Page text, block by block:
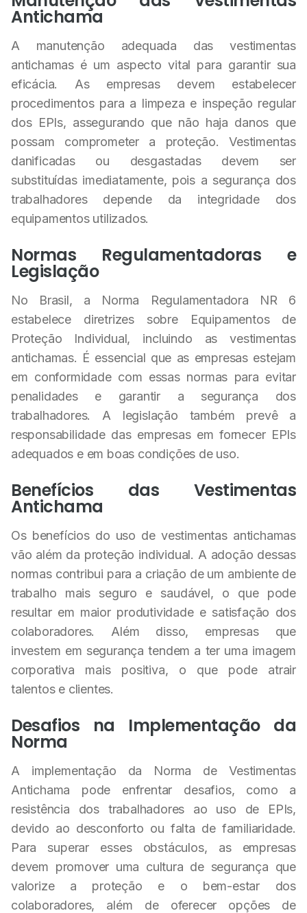
Antichama
A manutenção adequada das vestimentas
antichamas é um aspecto vital para garantir sua
eficácia. As empresas devem estabelecer
procedimentos para a limpeza e inspeção regular
dos EPIs, assegurando que não haja danos que
possam comprometer a proteção. Vestimentas
danificadas ou desgastadas devem ser
substituídas imediatamente, pois a segurança dos
trabalhadores depende da integridade dos
equipamentos utilizados.
Normas Regulamentadoras e
Legislação
No Brasil, a Norma Regulamentadora NR 6
estabelece diretrizes sobre Equipamentos de
Proteção Individual, incluindo as vestimentas
antichamas. É essencial que as empresas estejam
em conformidade com essas normas para evitar
penalidades e garantir a segurança dos
trabalhadores. A legislação também prevê a
responsabilidade das empresas em fornecer EPIs
adequados e em boas condições de uso.
Benefícios das Vestimentas
Antichama
Os benefícios do uso de vestimentas antichamas
vão além da proteção individual. A adoção dessas
normas contribui para a criação de um ambiente de
trabalho mais seguro e saudável, o que pode
resultar em maior produtividade e satisfação dos
colaboradores. Além disso, empresas que
investem em segurança tendem a ter uma imagem
corporativa mais positiva, o que pode atrair
talentos e clientes.
Desafios na Implementação da
Norma
A implementação da Norma de Vestimentas
Antichama pode enfrentar desafios, como a
resistência dos trabalhadores ao uso de EPIs,
devido ao desconforto ou falta de familiaridade.
Para superar esses obstáculos, as empresas
devem promover uma cultura de segurança que
valorize a proteção e o bem-estar dos
colaboradores, além de oferecer opções de